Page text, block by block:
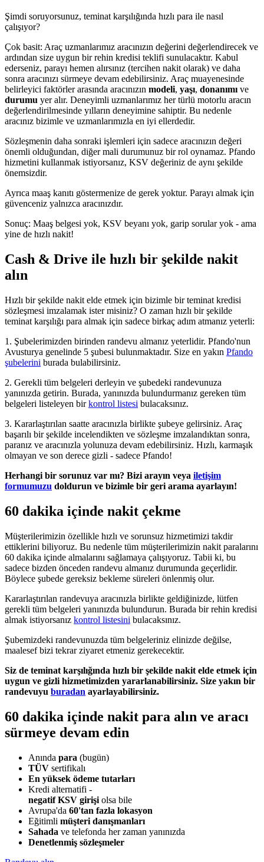
Şimdi soruyorsunuz, teminat karşılığında hızlı para ile nasıl
çalışıyor?
Çok basit: Araç uzmanlarımız aracınızın değerini değerlendirecek ve
ardından size uygun bir rehin kredisi teklifi sunulacaktır. Kabul
ederseniz, parayı hemen alırsınız (tercihen nakit olarak) ve daha
sonra aracınızı sürmeye devam edebilirsiniz. Araç muayenesinde
belirleyici faktörler arasında aracınızın modeli, yaşı, donanımıve
durumu yer alır. Deneyimli uzmanlarımız her türlü motorlu aracın
değerlendirilmesinde yılların deneyimine sahiptir. Bu nedenle
aracınız bizimle ve uzmanlarımızla en iyi ellerdedir.
Sözleşmenin daha sonraki işlemleri için sadece aracınızın değeri
önemli olduğundan, diğer mali durumunuz bir rol oynamaz. Pfando
hizmetini kullanmak istiyorsanız, KSV değeriniz de aynı şekilde
önemsizdir.
Ayrıca maaş kanıtı göstermenize de gerek yoktur. Parayı almak için
güvenceniz yalnızca aracınızdır.
Sonuç: Maaş belgesi yok, KSV beyanı yok, garip sorular yok - ama
yine de hızlı nakit!
Cash & Drive ile hızlı bir şekilde nakit
alın
Hızlı bir şekilde nakit elde etmek için bizimle bir teminat kredisi
sözleşmesi imzalamak ister misiniz? O zaman hızlı bir şekilde
teminat karşılığı para almak için sadece birkaç adım atmanız yeterli:
1. Şubelerimizden birinden randevu almanız yeterlidir. Pfando'nun
Avusturya genelinde 5 şubesi bulunmaktadır. Size en yakın Pfando
şubelerini burada bulabilirsiniz.
2. Gerekli tüm belgeleri derleyin ve şubedeki randevunuza
yanınızda getirin. Burada, yanınızda bulundurmanız gereken tüm
belgeleri listeleyen birkontrol listesi bulacaksınız.
3. Kararlaştırılan saatte aracınızla birlikte şubeye gelirsiniz. Araç
başarılı bir şekilde incelendikten ve sözleşme imzalandıktan sonra,
paranız ve aracınızla yolunuza devam edebilirsiniz. Hızlı, karmaşık
olmayan ve son derece gizli - sadece Pfando!
Herhangi bir sorunuz var mı? Bizi arayın veya iletişim
formumuzu doldurun ve bizimle bir geri arama ayarlayın!
60 dakika içinde nakit çekme
Müşterilerimizin özellikle hızlı ve sorunsuz hizmetimizi takdir
ettiklerini biliyoruz. Bu nedenle tüm müşterilerimizin nakit paralarını
60 dakika içinde almalarını sağlamaya çalışıyoruz. Tabii ki, bu
sadece bizden önceden randevu almanız durumunda geçerlidir.
Böylece şubede gereksiz bekleme süreleri önlenmiş olur.
Kararlaştırılan randevuya aracınızla birlikte geldiğinizde, lütfen
gerekli tüm belgeleri yanınızda bulundurun. Burada bir rehin kredisi
almak istiyorsanız kontrol listesini bulacaksınız.
Şubemizdeki randevunuzda tüm belgeleriniz elinizde değilse,
maalesef bizi tekrar ziyaret etmeniz gerekecektir.
Siz de teminat karşılığında hızlı bir şekilde nakit elde etmek için
uygun ve gizli hizmetimizden yararlanabilirsiniz. Size yakın bir
randevuyu buradan ayarlayabilirsiniz.
60 dakika içinde nakit para alın ve aracı
sürmeye devam edin
Anında para (bugün)
TÜV sertifikalı
En yüksek ödeme tutarları
Kredi alternatifi -
negatif KSV girişi olsa bile
Avrupa'da 60'tan fazla lokasyon
Eğitimli müşteri danışmanları
Sahada ve telefonda her zaman yanınızda
Denetlenmiş sözleşmeler